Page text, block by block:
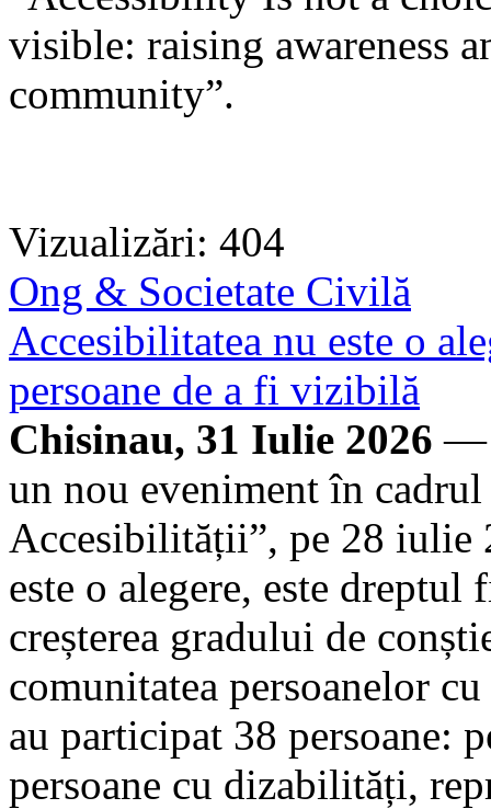
visible: raising awareness
community”.
Vizualizări: 404
Ong & Societate Civilă
Accesibilitatea nu este o
persoane de a fi vizibilă
Chisinau, 31 Iulie 2026 —
un nou eveniment în
Accesibilității”, pe 28 iulie
este o alegere, este
creșterea gradului de
comunitatea persoanelor
au participat 38 persoane:
persoane cu dizabilități,